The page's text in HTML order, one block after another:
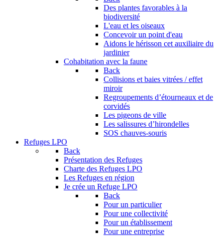
Des plantes favorables à la
biodiversité
L'eau et les oiseaux
Concevoir un point d'eau
Aidons le hérisson cet auxiliaire du
jardinier
Cohabitation avec la faune
Back
Collisions et baies vitrées / effet
miroir
Regroupements d’étourneaux et de
corvidés
Les pigeons de ville
Les salissures d’hirondelles
SOS chauves-souris
Refuges LPO
Back
Présentation des Refuges
Charte des Refuges LPO
Les Refuges en région
Je crée un Refuge LPO
Back
Pour un particulier
Pour une collectivité
Pour un établissement
Pour une entreprise